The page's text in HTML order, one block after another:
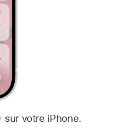
sur votre iPhone.